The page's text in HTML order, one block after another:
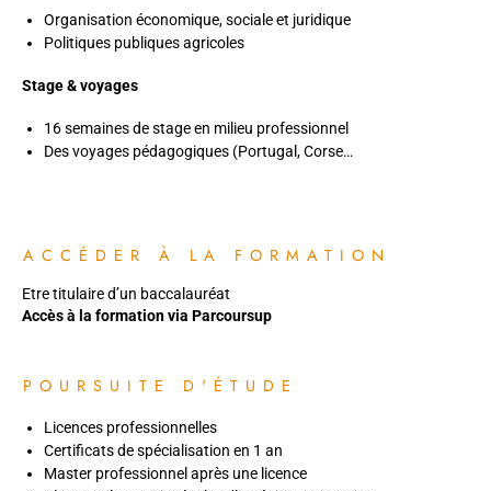
Organisation économique, sociale et juridique
Politiques publiques agricoles
Stage & voyages
16 semaines de stage en milieu professionnel
Des voyages pédagogiques (Portugal, Corse…
ACCÉDER À LA FORMATION
Etre titulaire d’un baccalauréat
Accès à la formation via Parcoursup
POURSUITE D'ÉTUDE
Licences professionnelles
Certificats de spécialisation en 1 an
Master professionnel après une licence